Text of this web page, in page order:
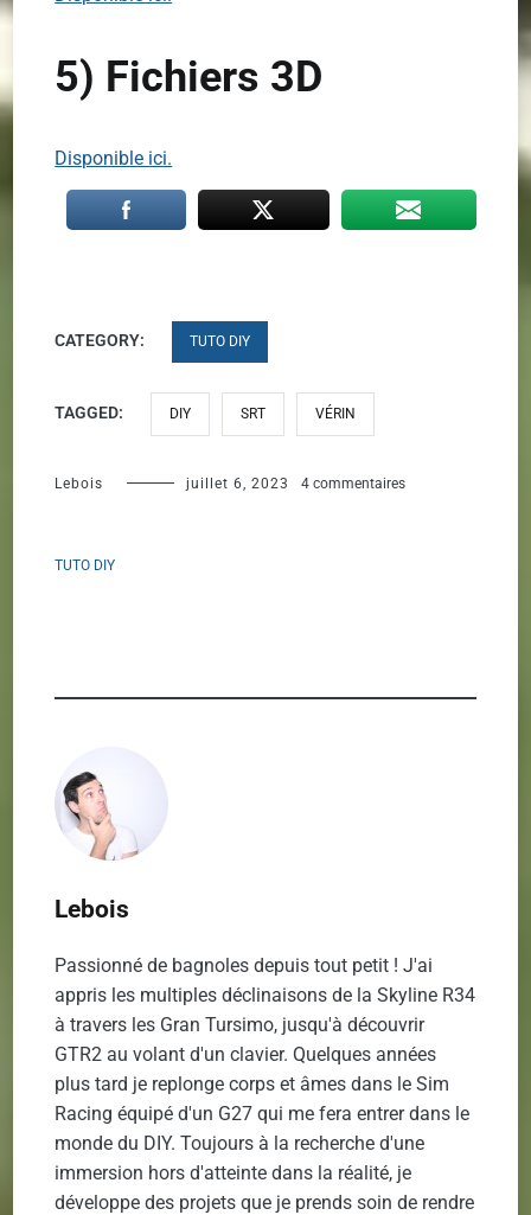
5) Fichiers 3D
Disponible ici.
CATEGORY: TUTO DIY
TAGGED: DIY SRT VÉRIN
Lebois juillet 6, 2023 4 commentairessur
vérins
TUTO DIY
Lebois
Passionné de bagnoles depuis tout petit ! J'ai
appris les multiples déclinaisons de la Skyline R34
à travers les Gran Tursimo, jusqu'à découvrir
GTR2 au volant d'un clavier. Quelques années
plus tard je replonge corps et âmes dans le Sim
Racing équipé d'un G27 qui me fera entrer dans le
monde du DIY. Toujours à la recherche d'une
immersion hors d'atteinte dans la réalité, je
développe des projets que je prends soin de rendre